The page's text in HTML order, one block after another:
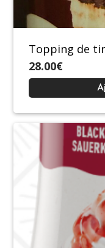
Topping de
28.00€